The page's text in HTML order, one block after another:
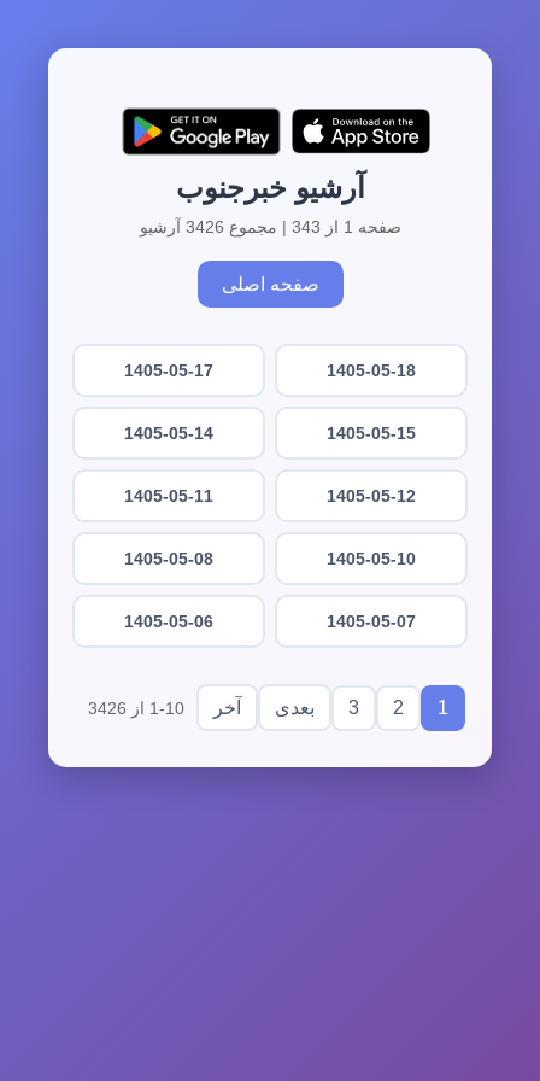
آرشیو خبرجنوب
صفحه 1 از 343 | مجموع 3426 آرشیو
صفحه اصلی
1405-05-18
1405-05-17
1405-05-15
1405-05-14
1405-05-12
1405-05-11
1405-05-10
1405-05-08
1405-05-07
1405-05-06
1
2
3 بعدی آخر 1-10 از 3426